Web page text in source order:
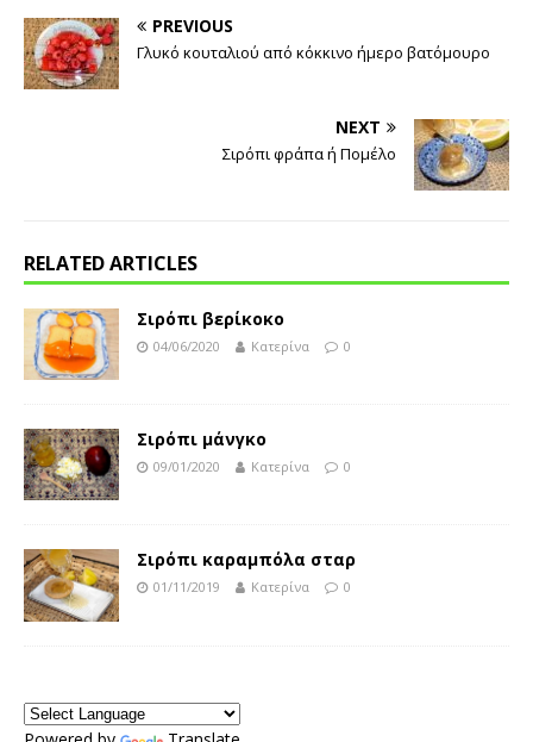
PREVIOUS
Γλυκό κουταλιού από κόκκινο ήμερο βατόμουρο
NEXT
Σιρόπι φράπα ή Πομέλο
RELATED ARTICLES
Σιρόπι βερίκοκο
04/06/2020 Κατερίνα 0
Σιρόπι μάνγκο
09/01/2020 Κατερίνα 0
Σιρόπι καραμπόλα σταρ
01/11/2019 Κατερίνα 0